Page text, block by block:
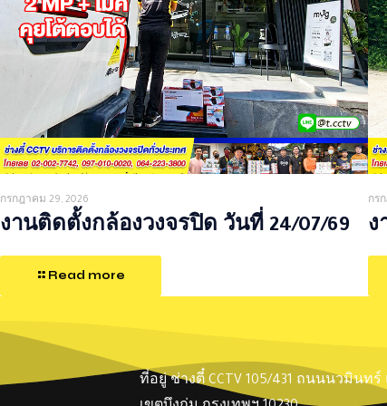
กรกฎาคม 29, 2026
งานติดตั้งกล้องวงจรปิด วันที่ 24/07/69
Read more
กร
ง
ที่อยู่ ช่างตี๋ CCTV 105/431 ถนนนวมินท